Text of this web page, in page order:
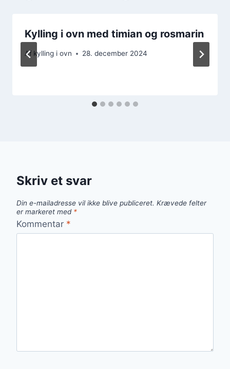
Kylling i ovn med timian og rosmarin
Af kylling i ovn 28. december 2024
Skriv et svar
Din e-mailadresse vil ikke blive publiceret. Krævede felter
er markeret med *
Kommentar *